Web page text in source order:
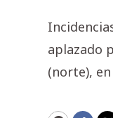
aplazado
(norte),